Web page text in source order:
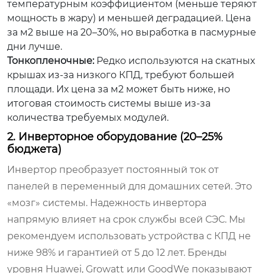
температурным коэффициентом (меньше теряют
мощность в жару) и меньшей деградацией. Цена
за м2 выше на 20–30%, но выработка в пасмурные
дни лучше.
Тонкопленочные:Редко используются на скатных
крышах из-за низкого КПД, требуют большей
площади. Их цена за м2 может быть ниже, но
итоговая стоимость системы выше из-за
количества требуемых модулей.
2. Инверторное оборудование (20–25%
бюджета)
Инвертор преобразует постоянный ток от
панелей в переменный для домашних сетей. Это
«мозг» системы. Надежность инвертора
напрямую влияет на срок службы всей СЭС. Мы
рекомендуем использовать устройства с КПД не
ниже 98% и гарантией от 5 до 12 лет. Бренды
уровня Huawei, Growatt или GoodWe показывают